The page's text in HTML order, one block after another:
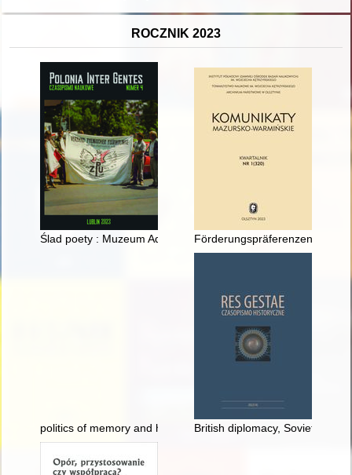
ROCZNIK 2023
Ślad poety : Muzeum Adama Mickiewicza w Wilnie
Förderungspräferenzen des
politics of memory and history British diplomacy, Soviet-